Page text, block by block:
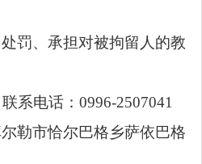
罚、承担对被拘留人的教
系电话：0996-2507041
勒市恰尔巴格乡萨依巴格